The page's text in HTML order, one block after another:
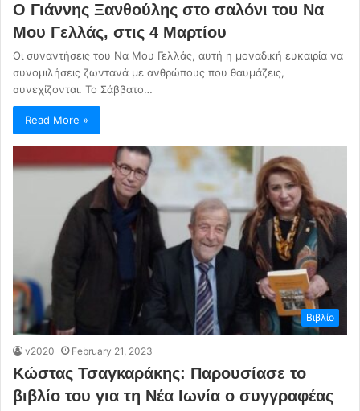
Ο Γιάννης Ξανθούλης στο σαλόνι του Να
Μου Γελλάς, στις 4 Μαρτίου
Οι συναντήσεις του Να Μου Γελλάς, αυτή η μοναδική ευκαιρία να
συνομιλήσεις ζωντανά με ανθρώπους που θαυμάζεις,
συνεχίζονται. Το Σάββατο…
Read More »
Βιβλίο
v2020 February 21, 2023
Κώστας Τσαγκαράκης: Παρουσίασε το
βιβλίο του για τη Νέα Ιωνία ο συγγραφέας